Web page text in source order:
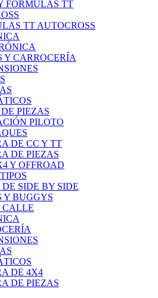
FÓRMULAS TT
TT AUTOCROSS
Y CARROCERÍA
PIEZAS
PILOTO
DE CC Y TT
DE PIEZAS
Y OFFROAD
SIDE BY SIDE
Y BUGGYS
CALLE
DE 4X4
DE PIEZAS